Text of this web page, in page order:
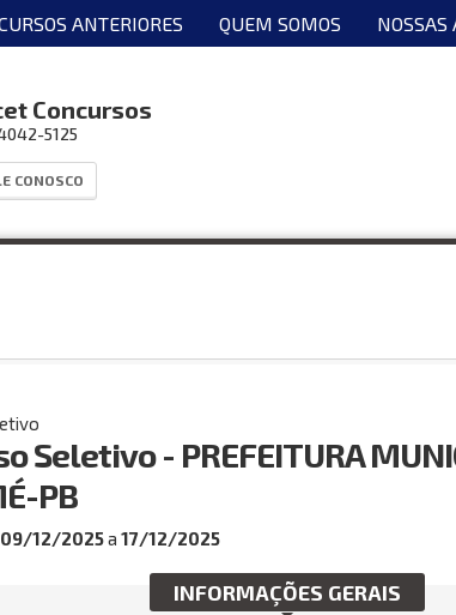
ANTERIORES QUEM SOMOS NOSSAS
Concursos
5125
CONOSCO
Seletivo - PREFEITURA
PB
09/12/2025a 17/12/2025
INFORMAÇÕES GERAIS